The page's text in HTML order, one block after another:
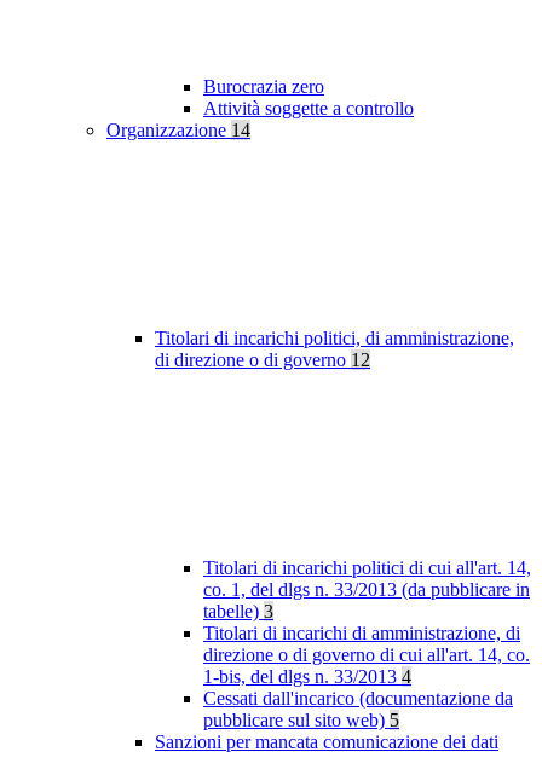
Burocrazia zero
Attività soggette a controllo
Organizzazione 14
Titolari di incarichi politici, di amministrazione,
di direzione o di governo 12
Titolari di incarichi politici di cui all'art. 14,
co. 1, del dlgs n. 33/2013 (da pubblicare in
tabelle) 3
Titolari di incarichi di amministrazione, di
direzione o di governo di cui all'art. 14, co.
1-bis, del dlgs n. 33/2013 4
Cessati dall'incarico (documentazione da
pubblicare sul sito web) 5
Sanzioni per mancata comunicazione dei dati